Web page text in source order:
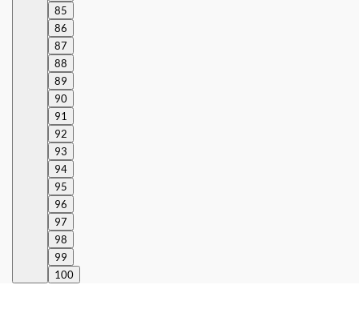
85
86
87
88
89
90
91
92
93
94
95
96
97
98
99
100